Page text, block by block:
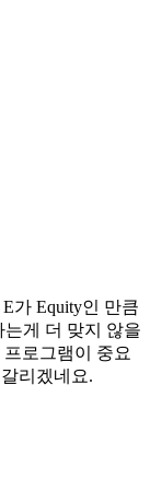
가 Equity인 만큼
게 더 맞지 않을
로그램이 중요
리겠네요.